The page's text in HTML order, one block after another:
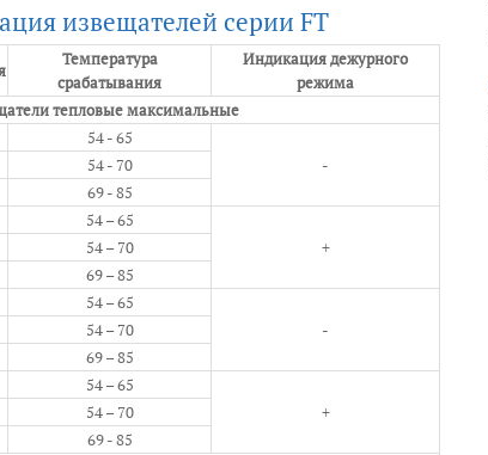
извещателей серии FT
Температура
срабатывания
Индикация дежурного
режима
тепловые максимальные
54 - 65
-
54 - 70
69 - 85
54 – 65
+
54 – 70
69 – 85
54 – 65
-
54 – 70
69 – 85
54 – 65
+
54 – 70
69 - 85